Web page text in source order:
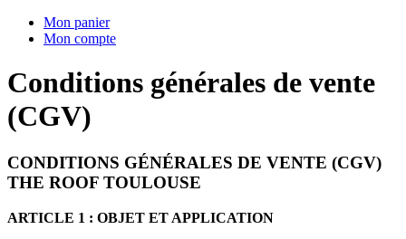
Mon panier
Mon compte
Conditions générales de vente
(CGV)
CONDITIONS GÉNÉRALES DE VENTE (CGV)
THE ROOF TOULOUSE
ARTICLE 1 : OBJET ET APPLICATION